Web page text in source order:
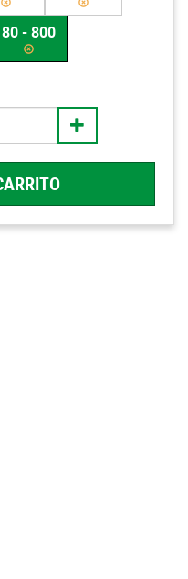
80 - 800